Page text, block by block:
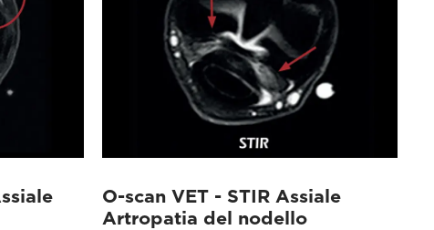
O-scan VET - STIR Assiale
Artropatia del nodello